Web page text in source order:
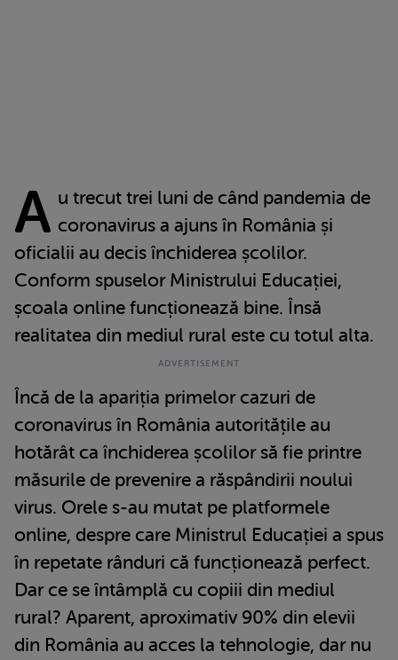
A u trecut trei luni de când pandemia de
coronavirus a ajuns în România și
oficialii au decis închiderea școlilor.
Conform spuselor Ministrului Educației,
școala online funcționează bine. Însă
realitatea din mediul rural este cu totul alta.
Încă de la apariția primelor cazuri de
coronavirus în România autoritățile au
hotărât ca închiderea școlilor să fie printre
măsurile de prevenire a răspândirii noului
virus. Orele s-au mutat pe platformele
online, despre care Ministrul Educației a spus
în repetate rânduri că funcționează perfect.
Dar ce se întâmplă cu copiii din mediul
rural? Aparent, aproximativ 90% din elevii
din România au acces la tehnologie, dar nu